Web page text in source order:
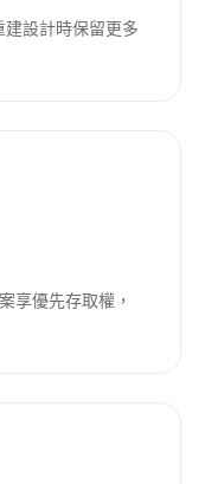
設計時保留更多
享優先存取權，